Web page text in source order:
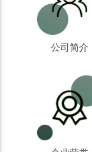
公司简介